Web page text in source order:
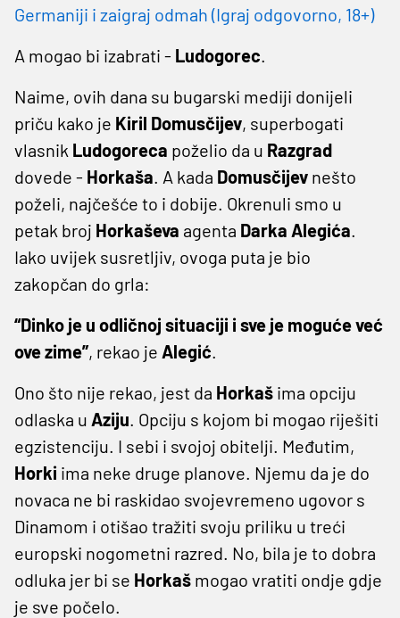
Germaniji i zaigraj odmah (Igraj odgovorno, 18+)
A mogao bi izabrati - Ludogorec.
Naime, ovih dana su bugarski mediji donijeli
priču kako je Kiril Domusčijev, superbogati
vlasnik Ludogoreca poželio da u Razgrad
dovede - Horkaša. A kada Domusčijev nešto
poželi, najčešće to i dobije. Okrenuli smo u
petak broj Horkaševa agenta Darka Alegića.
Iako uvijek susretljiv, ovoga puta je bio
zakopčan do grla:
“Dinko je u odličnoj situaciji i sve je moguće već
ove zime”, rekao je Alegić.
Ono što nije rekao, jest da Horkaš ima opciju
odlaska u Aziju. Opciju s kojom bi mogao riješiti
egzistenciju. I sebi i svojoj obitelji. Međutim,
Horki ima neke druge planove. Njemu da je do
novaca ne bi raskidao svojevremeno ugovor s
Dinamom i otišao tražiti svoju priliku u treći
europski nogometni razred. No, bila je to dobra
odluka jer bi se Horkaš mogao vratiti ondje gdje
je sve počelo.